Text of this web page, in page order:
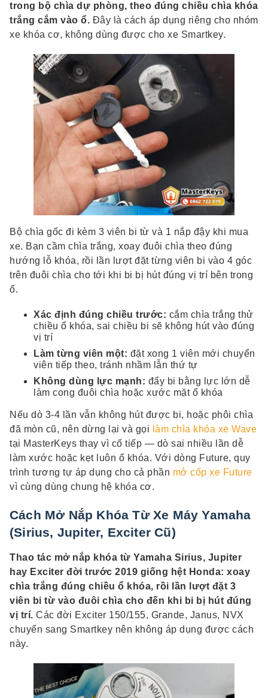
trong bộ chìa dự phòng, theo đúng chiều chìa khóa
trắng cắm vào ổ. Đây là cách áp dụng riêng cho nhóm
xe khóa cơ, không dùng được cho xe Smartkey.
Bộ chìa gốc đi kèm 3 viên bi từ và 1 nắp đậy khi mua
xe. Bạn cầm chìa trắng, xoay đuôi chìa theo đúng
hướng lỗ khóa, rồi lần lượt đặt từng viên bi vào 4 góc
trên đuôi chìa cho tới khi bi bị hút đúng vị trí bên trong
ổ.
Xác định đúng chiều trước: cắm chìa trắng thử
chiều ổ khóa, sai chiều bi sẽ không hút vào đúng
vị trí
Làm từng viên một: đặt xong 1 viên mới chuyển
viên tiếp theo, tránh nhầm lẫn thứ tự
Không dùng lực mạnh: đẩy bi bằng lực lớn dễ
làm cong đuôi chìa hoặc xước mặt ổ khóa
Nếu dò 3-4 lần vẫn không hút được bi, hoặc phôi chìa
đã mòn cũ, nên dừng lại và gọi làm chìa khóa xe Wave
tại MasterKeys thay vì cố tiếp — dò sai nhiều lần dễ
làm xước hoặc kẹt luôn ổ khóa. Với dòng Future, quy
trình tương tự áp dụng cho cả phần mở cốp xe Future
vì cùng dùng chung hệ khóa cơ.
Cách Mở Nắp Khóa Từ Xe Máy Yamaha
(Sirius, Jupiter, Exciter Cũ)
Thao tác mở nắp khóa từ Yamaha Sirius, Jupiter
hay Exciter đời trước 2019 giống hệt Honda: xoay
chìa trắng đúng chiều ổ khóa, rồi lần lượt đặt 3
viên bi từ vào đuôi chìa cho đến khi bi bị hút đúng
vị trí. Các đời Exciter 150/155, Grande, Janus, NVX
chuyển sang Smartkey nên không áp dụng được cách
này.